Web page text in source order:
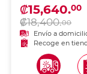
₡15,640.00
₡18,400.00
Envío a
Recoge en